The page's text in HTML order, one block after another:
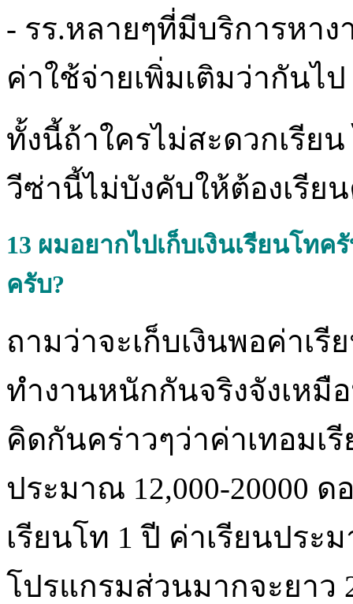
- รร.หลายๆที่มีบริการหา
ค่าใช้จ่ายเพิ่มเติมว่ากันไป
ทั้งนี้ถ้าใครไม่สะดวกเรีย
วีซ่านี้ไม่บังคับให้ต้องเรีย
13 ผมอยากไปเก็บเงินเรียนโทค
ครับ?
ถามว่าจะเก็บเงินพอค่าเ
ทำงานหนักกันจริงจังเหมื
คิดกันคร่าวๆว่าค่าเทอมเ
ประมาณ 12,000-20000
เรียนโท 1 ปี ค่าเรียนประ
โปรแกรมส่วนมากจะยาว